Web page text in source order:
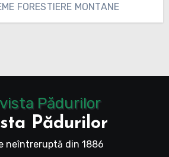
FORESTIERE MONTANE
Pădurilor
neîntreruptă din 1886